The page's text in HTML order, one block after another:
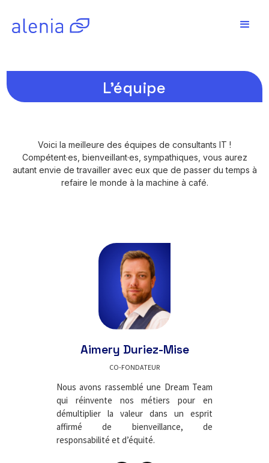
L'équipe
Voici la meilleure des équipes de consultants IT !
Compétent·es, bienveillant·es, sympathiques, vous aurez
autant envie de travailler avec eux que de passer du temps à
refaire le monde à la machine à café.
Aimery Duriez-Mise
CO-FONDATEUR
Nous avons rassemblé une Dream Team
qui réinvente nos métiers pour en
démultiplier la valeur dans un esprit
affirmé de bienveillance, de
responsabilité et d’équité.